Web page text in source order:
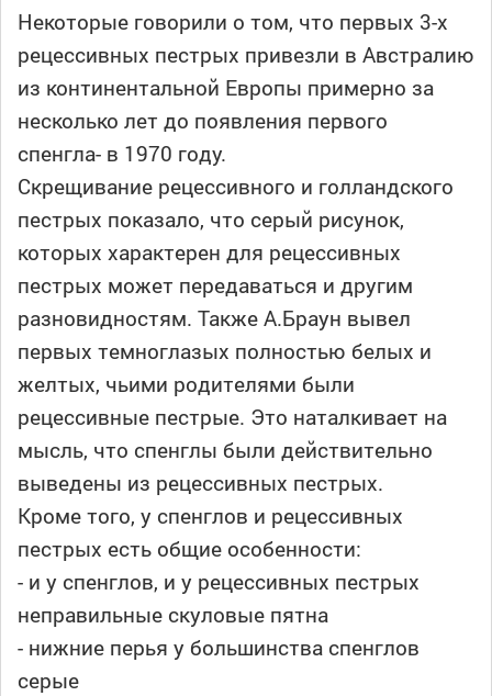
Некоторые говорили о том, что первых 3-х
рецессивных пестрых привезли в Австралию
из континентальной Европы примерно за
несколько лет до появления первого
спенгла- в 1970 году.
Скрещивание рецессивного и голландского
пестрых показало, что серый рисунок,
которых характерен для рецессивных
пестрых может передаваться и другим
разновидностям. Также А.Браун вывел
первых темноглазых полностью белых и
желтых, чьими родителями были
рецессивные пестрые. Это наталкивает на
мысль, что спенглы были действительно
выведены из рецессивных пестрых.
Кроме того, у спенглов и рецессивных
пестрых есть общие особенности:
- и у спенглов, и у рецессивных пестрых
неправильные скуловые пятна
- нижние перья у большинства спенглов
серые